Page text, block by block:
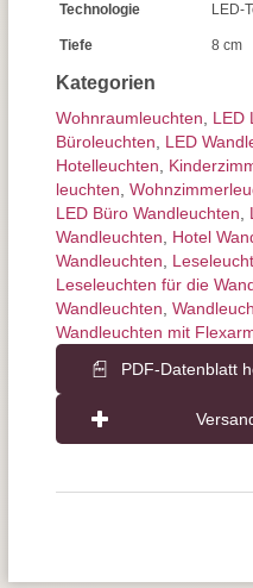
Kategorien
Wohnraum­leuchten LED
Büroleuchten
LED
Hotelleuchten
leuchten
LED Büro Wandleuchten
Wandleuchten
Hotel
Wandleuchten
Leseleuchten für die
Wandleuchten
Wandleuchten mit
PDF-Datenblatt
Technologie LED-
Tiefe 8 cm